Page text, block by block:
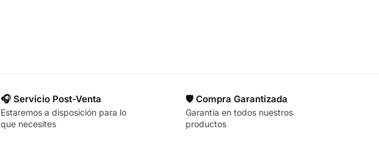
🎧 Servicio Post-Venta
Estaremos a disposición para lo
que necesites
🛡️ Compra Garantizada
Garantía en todos nuestros
productos